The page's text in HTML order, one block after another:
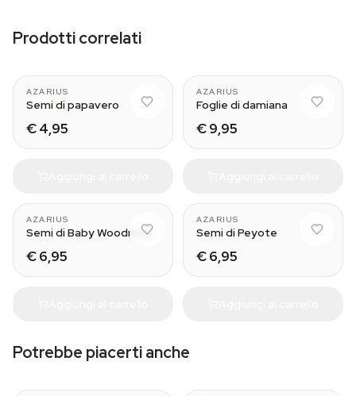
Prodotti correlati
AZARIUS
Semi di papavero
€ 4,95
AZARIUS
Foglie di damiana
€ 9,95
AZARIUS
Semi di Baby Woodrose
€ 6,95
AZARIUS
Semi di Peyote
€ 6,95
Potrebbe piacerti anche